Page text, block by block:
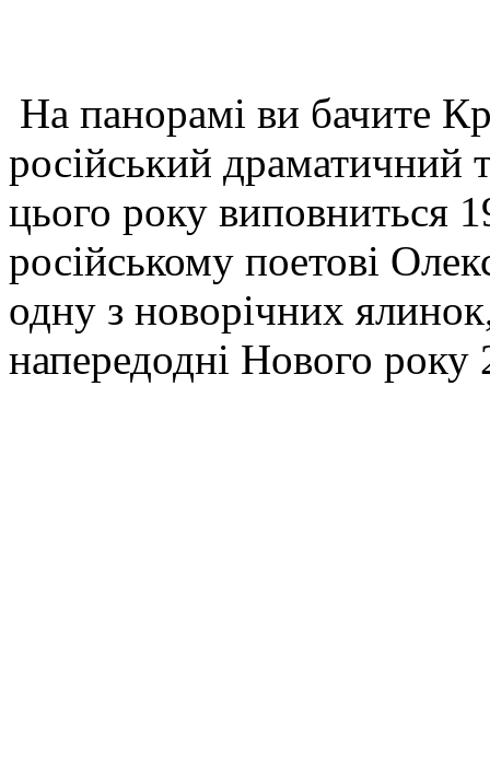
На панорамі ви бачите
російський драматичний
цього року виповниться
російському поетові
одну з новорічних
напередодні Нового року